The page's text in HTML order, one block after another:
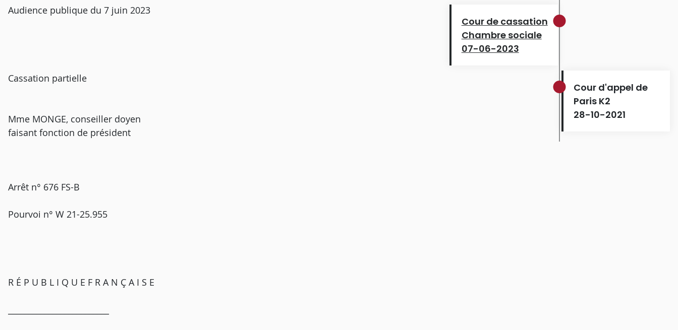
Audience publique du 7 juin 2023
Cassation partielle
Mme MONGE, conseiller doyen
faisant fonction de président
Arrêt n° 676 FS-B
Pourvoi n° W 21-25.955
R É P U B L I Q U E F R A N Ç A I S E
Cour de cassation
Chambre sociale
07-06-2023
Cour d'appel de
Paris K2
28-10-2021